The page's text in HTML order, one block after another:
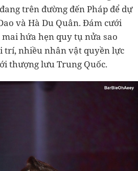
trên đường đến Pháp để dự
và Hà Du Quân. Đám cưới
hứa hẹn quy tụ nửa sao
trí, nhiều nhân vật quyền lực
thượng lưu Trung Quốc.